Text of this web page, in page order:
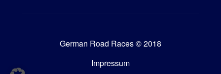
German Road Races © 2018
Impressum